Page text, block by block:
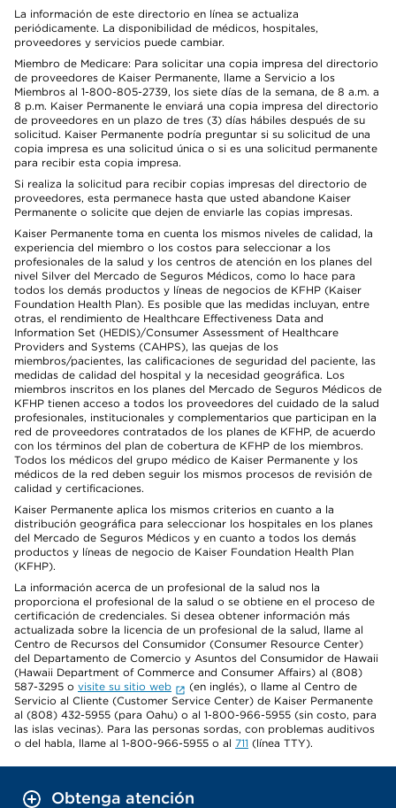
La información de este directorio en línea se actualiza
periódicamente. La disponibilidad de médicos, hospitales,
proveedores y servicios puede cambiar.
Miembro de Medicare: Para solicitar una copia impresa del directorio
de proveedores de Kaiser Permanente, llame a Servicio a los
Miembros al 1-800-805-2739, los siete días de la semana, de 8 a.m. a
8 p.m. Kaiser Permanente le enviará una copia impresa del directorio
de proveedores en un plazo de tres (3) días hábiles después de su
solicitud. Kaiser Permanente podría preguntar si su solicitud de una
copia impresa es una solicitud única o si es una solicitud permanente
para recibir esta copia impresa.
Si realiza la solicitud para recibir copias impresas del directorio de
proveedores, esta permanece hasta que usted abandone Kaiser
Permanente o solicite que dejen de enviarle las copias impresas.
Kaiser Permanente toma en cuenta los mismos niveles de calidad, la
experiencia del miembro o los costos para seleccionar a los
profesionales de la salud y los centros de atención en los planes del
nivel Silver del Mercado de Seguros Médicos, como lo hace para
todos los demás productos y líneas de negocios de KFHP (Kaiser
Foundation Health Plan). Es posible que las medidas incluyan, entre
otras, el rendimiento de Healthcare Effectiveness Data and
Information Set (HEDIS)/Consumer Assessment of Healthcare
Providers and Systems (CAHPS), las quejas de los
miembros/pacientes, las calificaciones de seguridad del paciente, las
medidas de calidad del hospital y la necesidad geográfica. Los
miembros inscritos en los planes del Mercado de Seguros Médicos de
KFHP tienen acceso a todos los proveedores del cuidado de la salud
profesionales, institucionales y complementarios que participan en la
red de proveedores contratados de los planes de KFHP, de acuerdo
con los términos del plan de cobertura de KFHP de los miembros.
Todos los médicos del grupo médico de Kaiser Permanente y los
médicos de la red deben seguir los mismos procesos de revisión de
calidad y certificaciones.
Kaiser Permanente aplica los mismos criterios en cuanto a la
distribución geográfica para seleccionar los hospitales en los planes
del Mercado de Seguros Médicos y en cuanto a todos los demás
productos y líneas de negocio de Kaiser Foundation Health Plan
(KFHP).
La información acerca de un profesional de la salud nos la
proporciona el profesional de la salud o se obtiene en el proceso de
certificación de credenciales. Si desea obtener información más
actualizada sobre la licencia de un profesional de la salud, llame al
Centro de Recursos del Consumidor (Consumer Resource Center)
del Departamento de Comercio y Asuntos del Consumidor de Hawaii
(Hawaii Department of Commerce and Consumer Affairs) al (808)
587-3295 o visite su sitio web
(en inglés), o llame al Centro de
Servicio al Cliente (Customer Service Center) de Kaiser Permanente
al (808) 432-5955 (para Oahu) o al 1-800-966-5955 (sin costo, para
las islas vecinas). Para las personas sordas, con problemas auditivos
o del habla, llame al 1-800-966-5955 o al 711 (línea TTY).
Obtenga atención